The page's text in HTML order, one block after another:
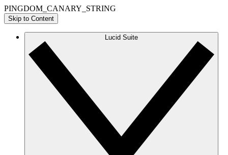
PINGDOM_CANARY_STRING
Skip to Content
Lucid Suite